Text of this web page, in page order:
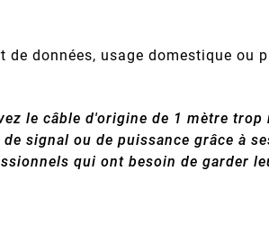
données, usage domestique ou
le câble d'origine de 1 mètre
signal ou de puissance grâce à
qui ont besoin de garder